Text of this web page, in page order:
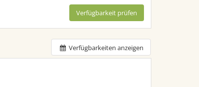
Verfügbarkeit prüfen
Verfügbarkeiten anzeigen